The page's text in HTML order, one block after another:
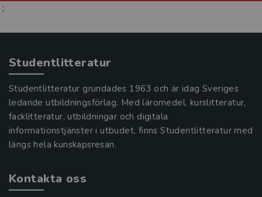
;
Studentlitteratur
Studentlitteratur grundades 1963 och är idag Sveriges
ledande utbildningsförlag. Med läromedel, kurslitteratur,
facklitteratur, utbildningar och digitala
informationstjänster i utbudet, finns Studentlitteratur med
längs hela kunskapsresan.
Kontakta oss